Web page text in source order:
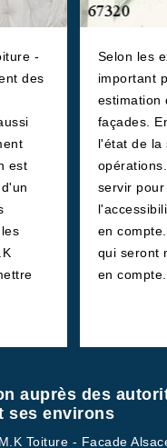
-
des
est
Selon les
important
estimation
façades.
l'état de la
servir
en
qui seront
en compte.
auprès des
ses environs
Toiture - Facade